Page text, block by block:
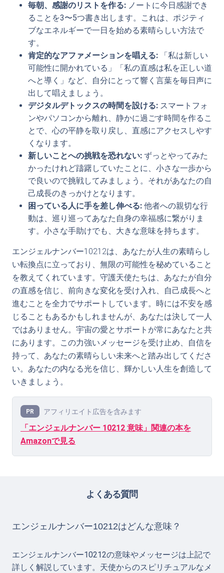
毎朝、感謝のリストを作る: ノートに今日感謝でき
ることを3〜5つ書き出します。これは、ポジティ
ブなエネルギーで一日を始める素晴らしい方法で
す。
肯定的なアファメーションを唱える: 「私は新しい
可能性に開かれている」「私の直感は私を正しい道
へと導く」など、自分にとって響く言葉を毎日声に
出して唱えましょう。
デジタルデトックスの時間を設ける: スマートフォ
ンやパソコンから離れ、静かに過ごす時間を作るこ
とで、心の平静を取り戻し、直感にアクセスしやす
くなります。
新しいことへの挑戦を恐れない: ずっとやってみた
かったけれど躊躇していたことに、小さな一歩から
で良いので挑戦してみましょう。それがあなたの自
己成長のきっかけとなります。
困っている人に手を差し伸べる: 他者への親切な行
動は、巡り巡ってあなた自身の幸福感に繋がりま
す。小さな手助けでも、大きな意味を持ちます。
エンジェルナンバー10212は、あなたが人生の素晴らし
い転換点に立っており、無限の可能性を秘めていること
を教えてくれています。守護天使たちは、あなたが自分
の直感を信じ、前向きな変化を受け入れ、自己成長へと
進むことを全力でサポートしています。時には不安を感
じることもあるかもしれませんが、あなたは決して一人
ではありません。宇宙の愛とサポートが常にあなたと共
にあります。この力強いメッセージを受け止め、自信を
持って、あなたの素晴らしい未来へと踏み出してくださ
い。あなたの内なる光を信じ、輝かしい人生を創造して
いきましょう。
PR アフィリエイト広告を含みます
「エンジェルナンバー 10212 意味」関連の本を
Amazonで見る
よくある質問
エンジェルナンバー10212はどんな意味？
エンジェルナンバー10212の意味やメッセージは上記で
詳しく解説しています。天使からのスピリチュアルなメ